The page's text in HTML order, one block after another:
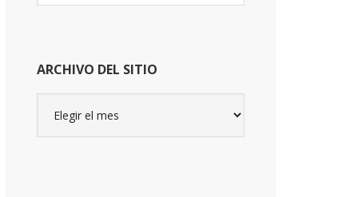
website
ARCHIVO DEL SITIO
sitio